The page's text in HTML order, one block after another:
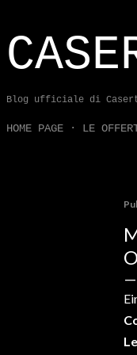
Blog ufficiale di
HOME PAGE LE